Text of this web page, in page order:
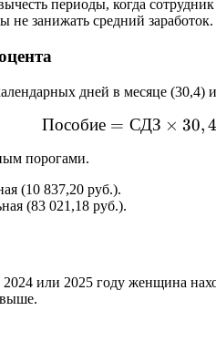
периоды, когда
не занижать средний заработок.
дней в месяце (30,4)
Пособие = СДЗ × 30, 4
порогами.
(10 837,20 руб.).
(83 021,18 руб.).
или 2025 году женщина
выше.